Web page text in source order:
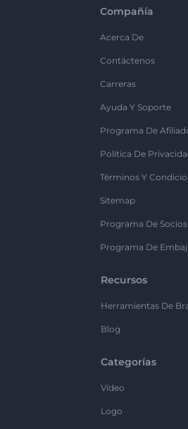
Compañía
Acerca De
Contáctenos
Carreras
Ayuda Y Soporte
Programa De
Política De
Términos Y
Sitemap
Programa De Socios
Programa De
Recursos
Herramientas De
Blog
Categorías
Vídeo
Logo